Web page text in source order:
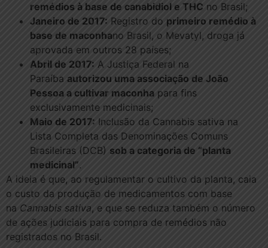
remédios à base de canabidiol e THC no Brasil;
Janeiro de 2017: Registro do primeiro remédio à
base de maconhano Brasil, o Mevatyl, droga já
aprovada em outros 28 países;
Abril de 2017: A Justiça Federal na
Paraíba autorizou uma associação de João
Pessoa a cultivar maconha para fins
exclusivamente medicinais;
Maio de 2017: Inclusão da Cannabis sativa na
Lista Completa das Denominações Comuns
Brasileiras (DCB) sob a categoria de “planta
medicinal”.
A ideia é que, ao regulamentar o cultivo da planta, caia
o custo da produção de medicamentos com base
na Cannabis sativa, e que se reduza também o número
de ações judiciais para compra de remédios não
registrados no Brasil.